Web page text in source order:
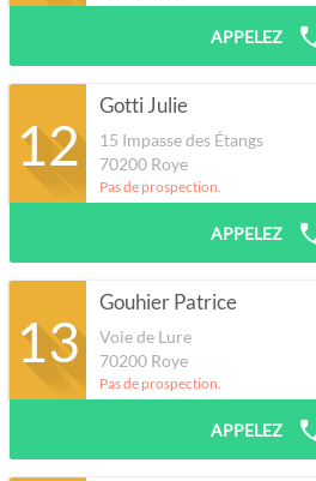
APPELEZ
12
Gotti Julie
15 Impasse des Étangs
70200 Roye
Pas de prospection.
APPELEZ
13
Gouhier Patrice
Voie de Lure
70200 Roye
Pas de prospection.
APPELEZ